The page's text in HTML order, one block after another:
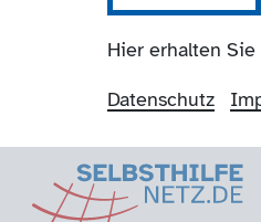
Hier erhalten
Datenschutz
Navigation